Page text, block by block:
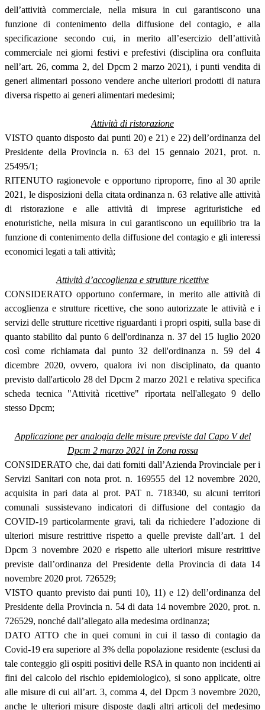
dell’attività commerciale, nella misura in cui garantiscono una
funzione di contenimento della diffusione del contagio, e alla
specificazione secondo cui, in merito all’esercizio dell’attività
commerciale nei giorni festivi e prefestivi (disciplina ora confluita
nell’art. 26, comma 2, del Dpcm 2 marzo 2021), i punti vendita di
generi alimentari possono vendere anche ulteriori prodotti di natura
diversa rispetto ai generi alimentari medesimi;
Attività di ristorazione
VISTO quanto disposto dai punti 20) e 21) e 22) dell’ordinanza del
Presidente della Provincia n. 63 del 15 gennaio 2021, prot. n.
25495/1;
RITENUTO ragionevole e opportuno riproporre, fino al 30 aprile
2021, le disposizioni della citata ordinanza n. 63 relative alle attività
di ristorazione e alle attività di imprese agrituristiche ed
enoturistiche, nella misura in cui garantiscono un equilibrio tra la
funzione di contenimento della diffusione del contagio e gli interessi
economici legati a tali attività;
Attività d’accoglienza e strutture ricettive
CONSIDERATO opportuno confermare, in merito alle attività di
accoglienza e strutture ricettive, che sono autorizzate le attività e i
servizi delle strutture ricettive riguardanti i propri ospiti, sulla base di
quanto stabilito dal punto 6 dell'ordinanza n. 37 del 15 luglio 2020
così come richiamata dal punto 32 dell'ordinanza n. 59 del 4
dicembre 2020, ovvero, qualora ivi non disciplinato, da quanto
previsto dall'articolo 28 del Dpcm 2 marzo 2021 e relativa specifica
scheda tecnica "Attività ricettive" riportata nell'allegato 9 dello
stesso Dpcm;
Applicazione per analogia delle misure previste dal Capo V del
Dpcm 2 marzo 2021 in Zona rossa
CONSIDERATO che, dai dati forniti dall’Azienda Provinciale per i
Servizi Sanitari con nota prot. n. 169555 del 12 novembre 2020,
acquisita in pari data al prot. PAT n. 718340, su alcuni territori
comunali sussistevano indicatori di diffusione del contagio da
COVID-19 particolarmente gravi, tali da richiedere l’adozione di
ulteriori misure restrittive rispetto a quelle previste dall’art. 1 del
Dpcm 3 novembre 2020 e rispetto alle ulteriori misure restrittive
previste dall’ordinanza del Presidente della Provincia di data 14
novembre 2020 prot. 726529;
VISTO quanto previsto dai punti 10), 11) e 12) dell’ordinanza del
Presidente della Provincia n. 54 di data 14 novembre 2020, prot. n.
726529, nonché dall’allegato alla medesima ordinanza;
DATO ATTO che in quei comuni in cui il tasso di contagio da
Covid-19 era superiore al 3% della popolazione residente (esclusi da
tale conteggio gli ospiti positivi delle RSA in quanto non incidenti ai
fini del calcolo del rischio epidemiologico), si sono applicate, oltre
alle misure di cui all’art. 3, comma 4, del Dpcm 3 novembre 2020,
anche le ulteriori misure disposte dagli altri articoli del medesimo